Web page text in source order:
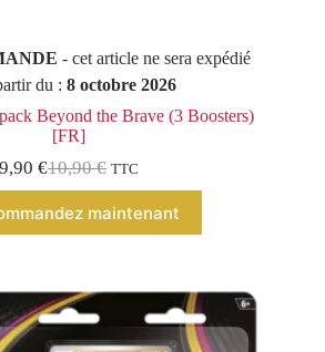
- cet article ne sera expédié
du :8 octobre 2026
Beyond the Brave (3 Boosters)
[FR]
10,90€
Le
prix
initial
était :
9,90€Le
prix
actuel
est :
TTC
maintenant